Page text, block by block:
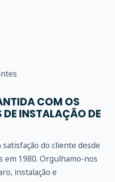
COM OS
INSTALAÇÃO DE
satisfação do cliente desde
em 1980. Orgulhamo-nos
instalação e